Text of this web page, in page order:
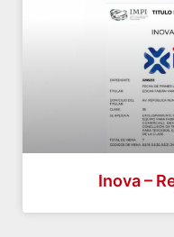
Inova –